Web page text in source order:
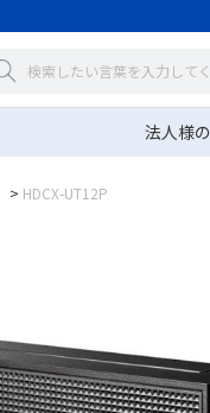
法人様の
> HDCX-UT12P